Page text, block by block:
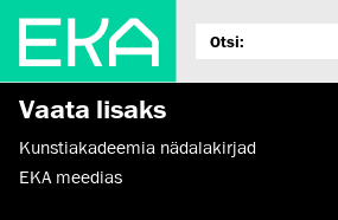
Vaata lisaks
Kunstiakadeemia nädalakirjad
EKA meedias